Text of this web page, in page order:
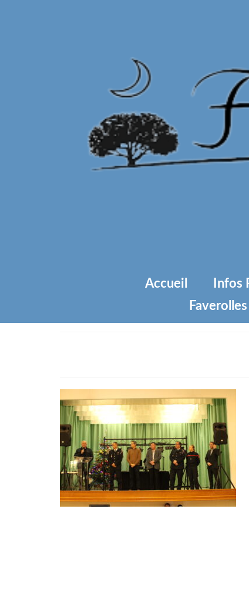
Accueil Infos